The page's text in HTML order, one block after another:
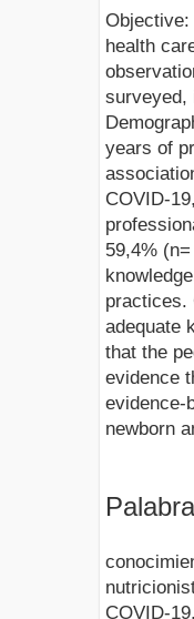
health
surveyed,
years of
COVID-
59,4%
practices.
adequate
that the
evidence
evidence-
newborn
COVID-